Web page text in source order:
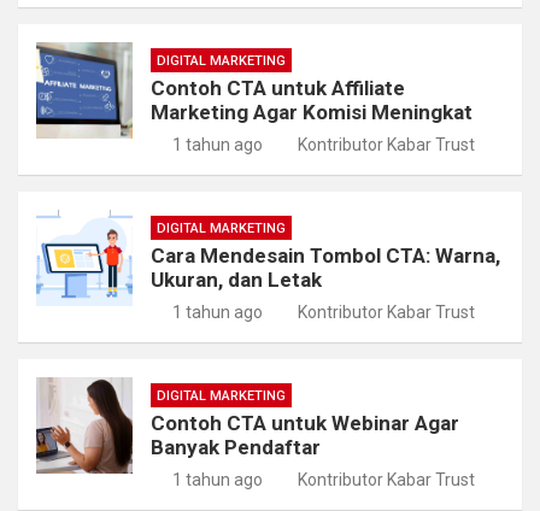
DIGITAL MARKETING
Contoh CTA untuk Affiliate
Marketing Agar Komisi Meningkat
1 tahun ago Kontributor Kabar Trust
DIGITAL MARKETING
Cara Mendesain Tombol CTA: Warna,
Ukuran, dan Letak
1 tahun ago Kontributor Kabar Trust
DIGITAL MARKETING
Contoh CTA untuk Webinar Agar
Banyak Pendaftar
1 tahun ago Kontributor Kabar Trust